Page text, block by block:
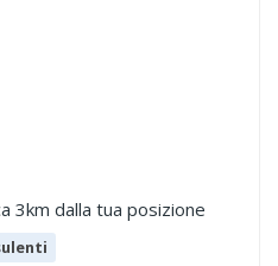
3km dalla tua posizione